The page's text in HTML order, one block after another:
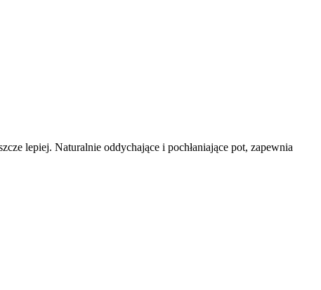
lepiej. Naturalnie oddychające i pochłaniające pot, zapewnia